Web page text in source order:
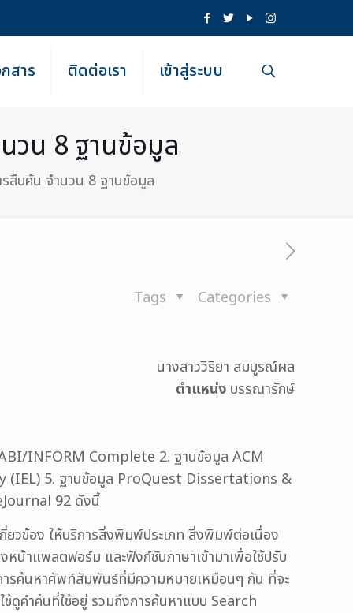
สาร ติดต่อเรา เข้าสู่ระบบ
วน 8 ฐานข้อมูล
สืบค้น จำนวน 8 ฐานข้อมูล
Categories
Tags
นางสาววิริยา สมบูรณ์ผล
ตำแหน่ง บรรณารักษ์
INFORM Complete 2. ฐานข้อมูล ACM
(IEL) 5. ฐานข้อมูล ProQuest Dissertations &
92 ดังนี้
ยวข้อง ให้บริการสิ่งพิมพ์ประเภท สิ่งพิมพ์ต่อเนื่อง
น้าแพลตฟอร์ม และฟังก์ชันภาษาเข้ามาเพื่อใช้ปรับ
รค้นหาศัพท์สัมพันธ์ที่มีความหมายเหมือนๆ กัน ที่จะ
ดูคำค้นที่ใช้อยู่ รวมถึงการค้นหาแบบ Search